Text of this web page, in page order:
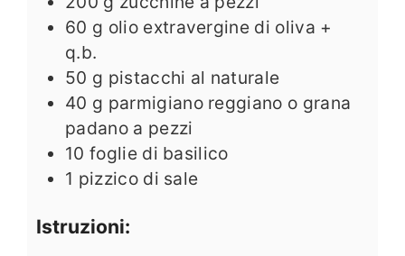
60 g olio extravergine di oliva +
q.b.
50 g pistacchi al naturale
40 g parmigiano reggiano o grana
padano a pezzi
10 foglie di basilico
1 pizzico di sale
Istruzioni: